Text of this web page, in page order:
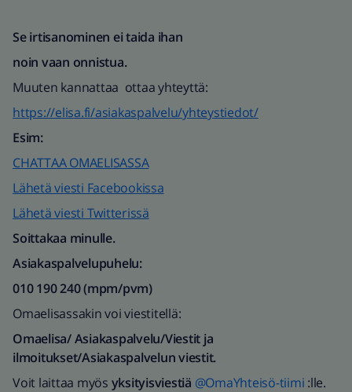
Se irtisanominen ei taida ihan
noin vaan onnistua.
Muuten kannattaa ottaa yhteyttä:
https://elisa.fi/asiakaspalvelu/yhteystiedot/
Esim:
CHATTAA OMAELISASSA​
Lähetä viesti Facebookissa
Lähetä viesti Twitterissä
Soittakaa minulle.
Asiakaspalvelupuhelu:
010 190 240 (mpm/pvm)
Omaelisassakin voi viestitellä:
Omaelisa/ Asiakaspalvelu/Viestit ja
ilmoitukset/Asiakaspalvelun viestit.
Voit laittaa myös yksityisviestiä @OmaYhteisö-tiimi :lle.